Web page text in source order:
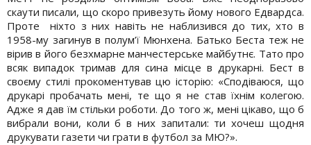
скаути писали, що скоро привезуть йому нового Едвардса.
Проте ніхто з них навіть не наблизився до тих, хто в
1958-му загинув в полум’ї Мюнхена. Батько Беста теж не
вірив в його безхмарне манчестерське майбутнє. Тато про
всяк випадок тримав для сина місце в друкарні. Бест в
своєму стилі прокоментував цю історію: «Сподіваюся, що
друкарі пробачать мені, те що я не став їхнім колегою.
Адже я дав їм стільки роботи. До того ж, мені цікаво, що б
вибрали вони, коли б в них запитали: ти хочеш щодня
друкувати газети чи грати в футбол за МЮ?».